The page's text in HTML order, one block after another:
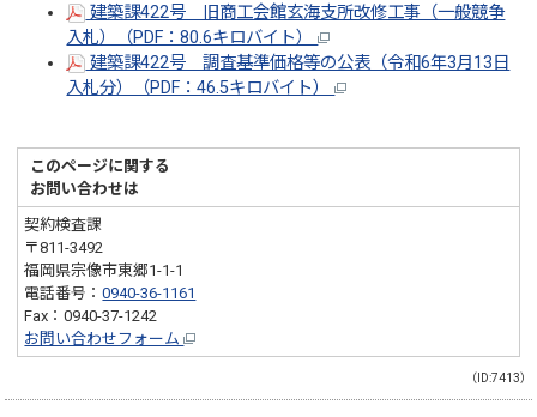
建築課422号 旧商工会館玄海支所改修工事（一般競争
入札）（PDF：80.6キロバイト）
建築課422号 調査基準価格等の公表（令和6年3月13日
入札分）（PDF：46.5キロバイト）
このページに関する
お問い合わせは
契約検査課
〒811-3492
福岡県宗像市東郷1-1-1
電話番号：0940-36-1161
Fax：0940-37-1242
お問い合わせフォーム
（ID:7413）